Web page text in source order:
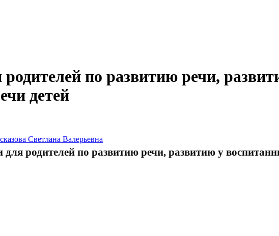
по развитию речи,
детей
Светлана Валерьевна
родителей по развитию речи, развитию у